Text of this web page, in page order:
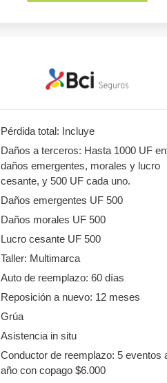
Pérdida total: Incluye
Daños a terceros: Hasta 1000 UF
daños emergentes, morales y lucro
cesante, y 500 UF cada uno.
Daños emergentes UF 500
Daños morales UF 500
Lucro cesante UF 500
Taller: Multimarca
Auto de reemplazo: 60 días
Reposición a nuevo: 12 meses
Grúa
Asistencia in situ
Conductor de reemplazo: 5 eventos
año con copago $6.000